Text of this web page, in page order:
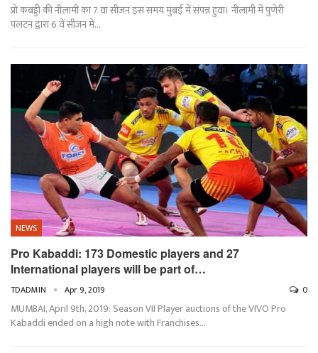
प्रो कबड्डी की नीलामी का 7 वां सीजन इस समय मुंबई में संपन्न हुवा। नीलामी में पुणेरी
पलटन द्वारा 6 वें सीजन में…
NEWS
Pro Kabaddi: 173 Domestic players and 27
International players will be part of…
TDADMIN Apr 9, 2019 0
MUMBAI, April 9th, 2019: Season VII Player auctions of the VIVO Pro
Kabaddi ended on a high note with Franchises…